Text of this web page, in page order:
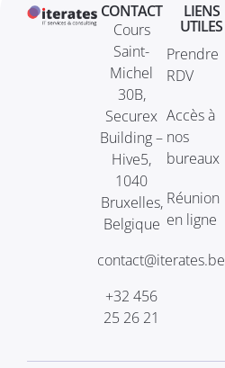
CONTACT
Cours
Saint-
Michel
30B,
Securex
Building –
Hive5,
1040
Bruxelles,
Belgique
contact@iterates.be
+32 456
25 26 21
LIENS
UTILES
Prendre
RDV
Accès à
nos
bureaux
Réunion
en ligne